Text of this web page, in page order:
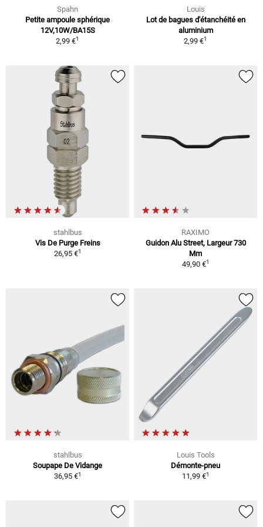
Spahn
Petite ampoule sphérique
12V,10W/BA15S
2,99 €1
Louis
Lot de bagues d'étanchéité en
aluminium
2,99 €1
stahlbus
Vis De Purge Freins
26,95 €1
RAXIMO
Guidon Alu Street, Largeur 730
Mm
49,90 €1
stahlbus
Soupape De Vidange
36,95 €1
Louis Tools
Démonte-pneu
11,99 €1